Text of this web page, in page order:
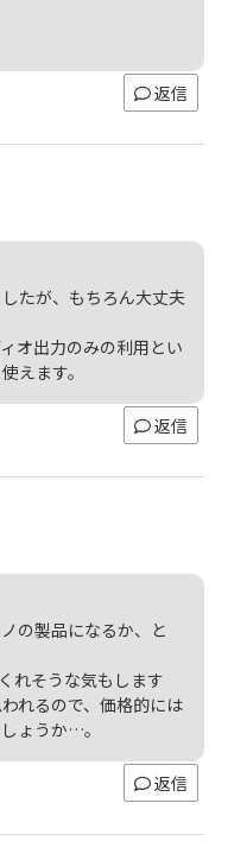
返信
たが、もちろん大丈夫
オ出力のみの利用とい
えます。
返信
の製品になるか、と
れそうな気もします
れるので、価格的には
ょうか…。
返信